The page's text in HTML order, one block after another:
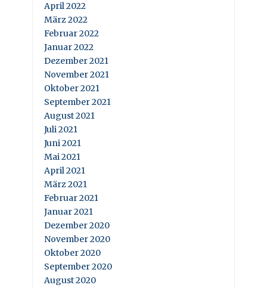
April 2022
März 2022
Februar 2022
Januar 2022
Dezember 2021
November 2021
Oktober 2021
September 2021
August 2021
Juli 2021
Juni 2021
Mai 2021
April 2021
März 2021
Februar 2021
Januar 2021
Dezember 2020
November 2020
Oktober 2020
September 2020
August 2020